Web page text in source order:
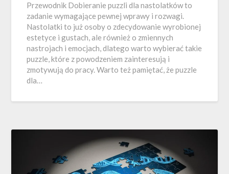
Przewodnik Dobieranie puzzli dla nastolatków to
zadanie wymagające pewnej wprawy i rozwagi.
Nastolatki to już osoby o zdecydowanie wyrobionej
estetyce i gustach, ale również o zmiennych
nastrojach i emocjach, dlatego warto wybierać takie
puzzle, które z powodzeniem zainteresują i
zmotywują do pracy. Warto też pamiętać, że puzzle
dla…